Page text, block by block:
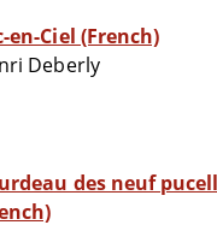
en-Ciel (French)
Deberly
des neuf